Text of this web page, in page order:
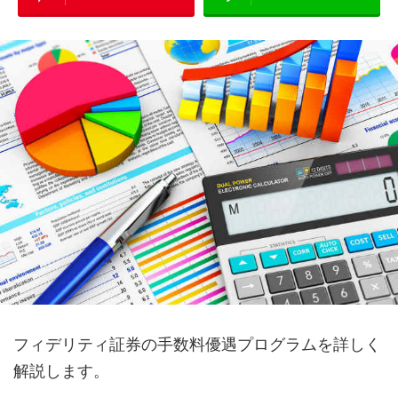
フィデリティ証券の手数料優遇プログラムを詳しく
解説します。